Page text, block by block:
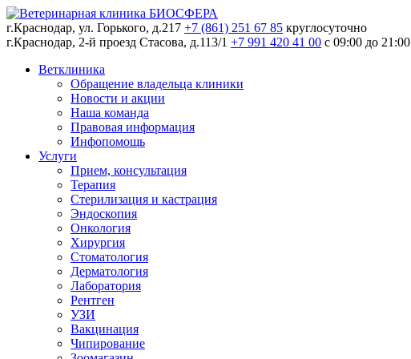
г.Краснодар, ул. Горького, д.217 +7 (861) 251 67 85 круглосуточно
г.Краснодар, 2-й проезд Стасова, д.113/1 +7 991 420 41 00 c 09:00 до 21:00
Ветклиника
Обращение владельца клиники
Новости и акции
Наша команда
Правовая информация
Инфопомощь
Услуги
Прием, консультация
Терапия
Стерилизация и кастрация
Эндоскопия
Онкология
Хирургия
Стоматология
Дерматология
Лаборатория
Рентген
УЗИ
Вакцинация
Чипирование